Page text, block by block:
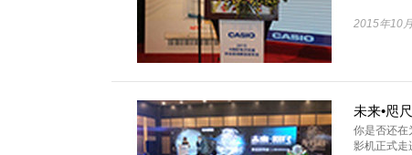
2015年10
你是否还在
影机正式走